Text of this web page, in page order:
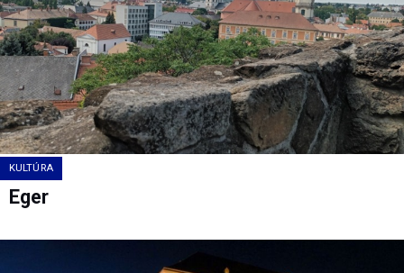
KULTÚRA
Eger